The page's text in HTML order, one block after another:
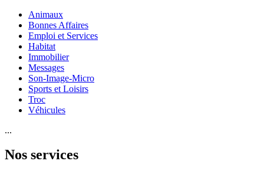
Animaux
Bonnes Affaires
Emploi et Services
Habitat
Immobilier
Messages
Son-Image-Micro
Sports et Loisirs
Troc
Véhicules
...
Nos services